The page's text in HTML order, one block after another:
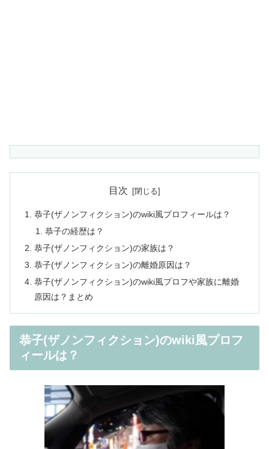
目次
恭子(ザノンフィクション)のwiki風プロフィールは？
恭子の経歴は？
恭子(ザノンフィクション)の家族は？
恭子(ザノンフィクション)の離婚原因は？
恭子(ザノンフィクション)のwiki風プロフや家族に離婚
原因は？まとめ
恭子(ザノンフィクション)のwiki風プロフ
ィールは？